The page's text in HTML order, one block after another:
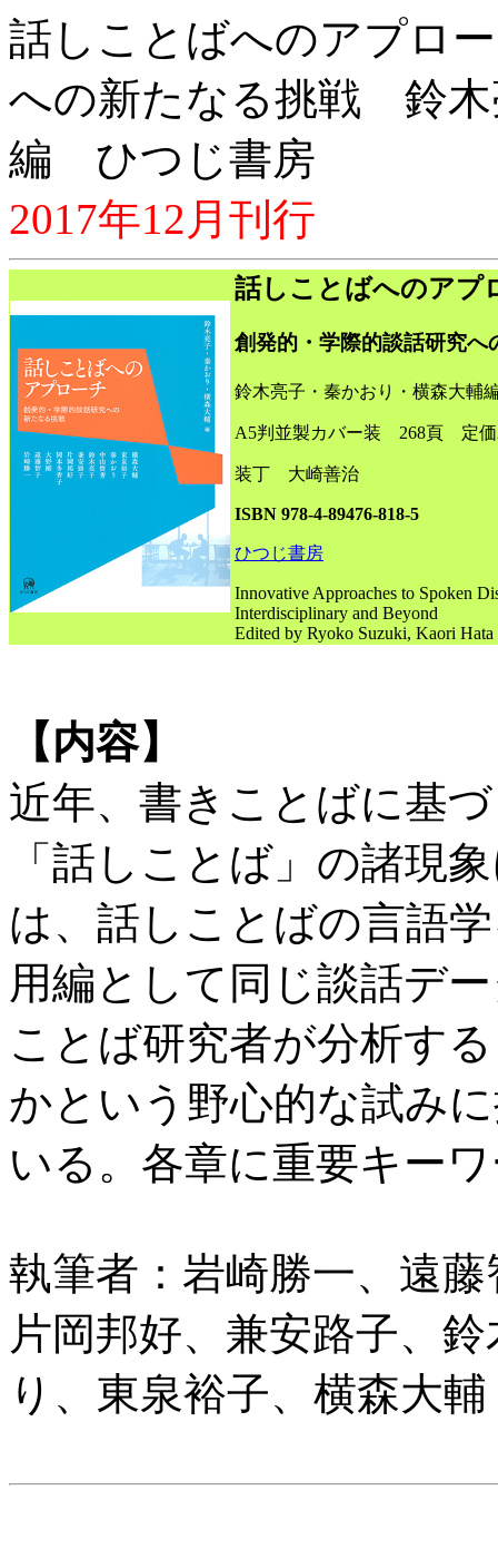
話しことばへのアプロ
への新たなる挑戦 鈴木
編 ひつじ書房
2017年12月刊行
話しことばへのアプ
創発的・学際的談話研究へ
鈴木亮子・秦かおり・横森大輔
A5判並製カバー装 268頁 定価
装丁 大崎善治
ISBN 978-4-89476-818-5
ひつじ書房
Innovative Approaches to Spoken
Interdisciplinary and Beyond
Edited by Ryoko Suzuki, Kaori
【内容】
近年、書きことばに基
「話しことば」の諸現
は、話しことばの言語
用編として同じ談話デ
ことば研究者が分析す
かという野心的な試み
いる。各章に重要キー
執筆者：岩崎勝一、遠
片岡邦好、兼安路子、
り、東泉裕子、横森大輔